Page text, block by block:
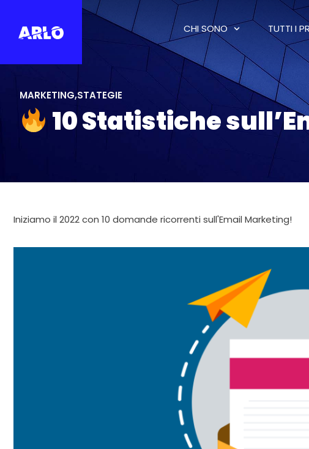
CHI SONO TUTTI I
MARKETING,STATEGIE
10 Statistiche
Iniziamo il 2022 con 10 domande ricorrenti sull'Email Marketing!